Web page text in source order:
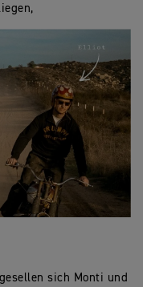
sich Monti und